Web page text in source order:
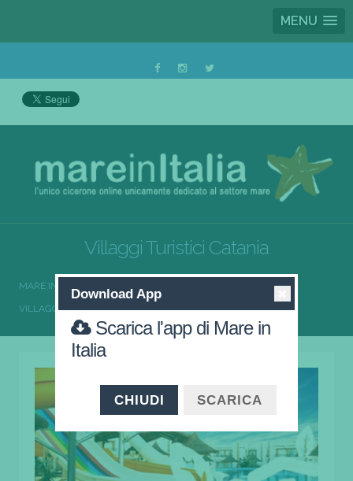
MENU
Villaggi Turistici Catania
MARE IN ITALIA
VILLAGGI TURISTICI SICILIA VILLAGGI TURISTICI CATANIA
Download App
Scarica l'app di Mare in
Italia
CHIUDI SCARICA